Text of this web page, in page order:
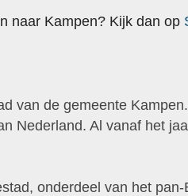
naar Kampen? Kijk dan op
van de gemeente
Nederland. Al vanaf het
onderdeel van het